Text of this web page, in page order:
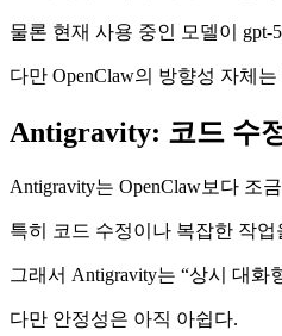
물론 현재 사용 중인 모델이 gpt-
다만 OpenClaw의 방향성 자체
Antigravity: 코드 수
Antigravity는 OpenClaw보다 조
특히 코드 수정이나 복잡한 작
그래서 Antigravity는 “상시 대화
다만 안정성은 아직 아쉽다.